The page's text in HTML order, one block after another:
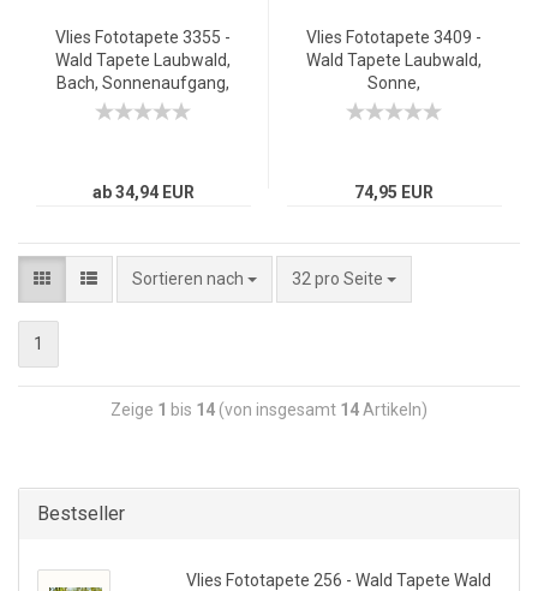
Vlies Fototapete 3355 -
Wald Tapete Laubwald,
Bach, Sonnenaufgang,
Frühling natural
ab 34,94 EUR
Vlies Fototapete 3409 -
Wald Tapete Laubwald,
Sonne,
Sonnenstrahlen,
74,95 EUR
Sortieren nach 32 pro Seite
1
Zeige 1 bis 14 (von insgesamt 14 Artikeln)
Bestseller
Vlies Fototapete 256 - Wald Tapete Wald